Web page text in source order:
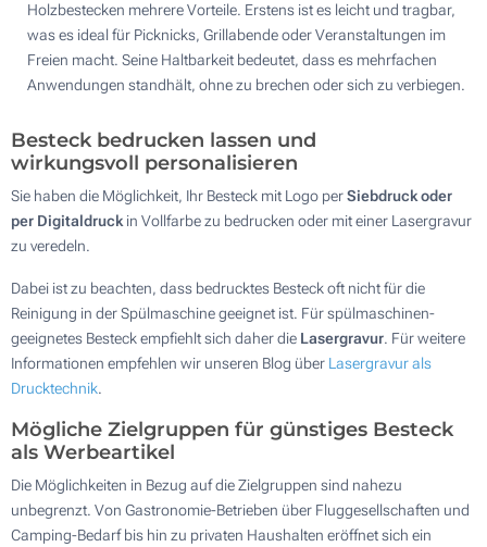
Holzbestecken mehrere Vorteile. Erstens ist es leicht und tragbar,
was es ideal für Picknicks, Grillabende oder Veranstaltungen im
Freien macht. Seine Haltbarkeit bedeutet, dass es mehrfachen
Anwendungen standhält, ohne zu brechen oder sich zu verbiegen.
Besteck bedrucken lassen und
wirkungsvoll personalisieren
Sie haben die Möglichkeit, Ihr Besteck mit Logo perSiebdruck oder
per Digitaldruck in Vollfarbe zu bedrucken oder mit einer Lasergravur
zu veredeln.
Dabei ist zu beachten, dass bedrucktes Besteck oft nicht für die
Reinigung in der Spülmaschine geeignet ist. Für spülmaschinen-
geeignetes Besteck empfiehlt sich daher die Lasergravur. Für weitere
Informationen empfehlen wir unseren Blog über Lasergravur als
Drucktechnik.
Mögliche Zielgruppen für günstiges Besteck
als Werbeartikel
Die Möglichkeiten in Bezug auf die Zielgruppen sind nahezu
unbegrenzt. Von Gastronomie-Betrieben über Fluggesellschaften und
Camping-Bedarf bis hin zu privaten Haushalten eröffnet sich ein